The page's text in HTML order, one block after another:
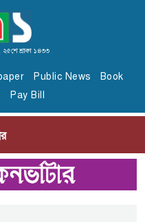
শ্রাবণ ১৪৩৩
Public News
Book
Pay Bill